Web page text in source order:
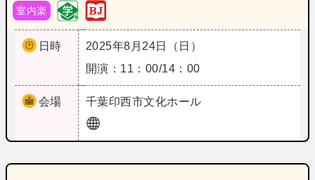
室内楽
日時
2025年8月24日（日）
開演：11：00/14：00
会場 千葉印西市文化ホール